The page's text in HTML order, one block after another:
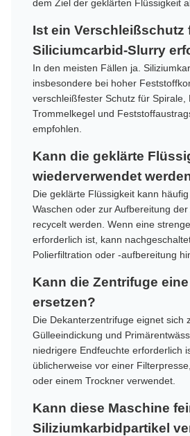
dem Ziel der geklärten Flüssigkeit
Ist ein Verschleißschutz
Siliciumcarbid-Slurry
In den meisten Fällen ja.
insbesondere bei hoher
verschleißfester Schutz für Spirale,
Trommelkegel und
empfohlen.
Kann die geklärte
wiederverwendet
Die geklärte Flüssigkeit kann häufig
Waschen oder zur Aufbereitung
recycelt werden. Wenn eine
erforderlich ist, kann
Polierfiltration oder -aufbereitung
Kann die Zentrifuge
ersetzen?
Die Dekanterzentrifuge eignet sich
Gülleeindickung und
niedrigere Endfeuchte erforderlich
üblicherweise vor einer
oder einem Trockner verwendet.
Kann diese Maschine
Siliziumkarbidpartikel